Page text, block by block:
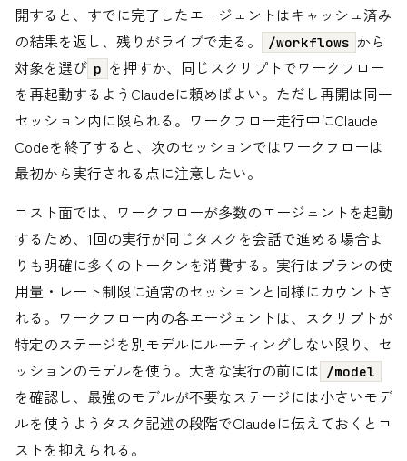
開すると、すでに完了したエージェントはキャッシュ済み
の結果を返し、残りがライブで走る。
/workflows から
対象を選び p を押すか、同じスクリプトでワークフロー
を再起動するようClaudeに頼めばよい。ただし再開は同一
セッション内に限られる。ワークフロー走行中にClaude
Codeを終了すると、次のセッションではワークフローは
最初から実行される点に注意したい。
コスト面では、ワークフローが多数のエージェントを起動
するため、1回の実行が同じタスクを会話で進める場合よ
りも明確に多くのトークンを消費する。実行はプランの使
用量・レート制限に通常のセッションと同様にカウントさ
れる。ワークフロー内の各エージェントは、スクリプトが
特定のステージを別モデルにルーティングしない限り、セ
ッションのモデルを使う。大きな実行の前には /model
を確認し、最強のモデルが不要なステージには小さいモデ
ルを使うようタスク記述の段階でClaudeに伝えておくとコ
ストを抑えられる。